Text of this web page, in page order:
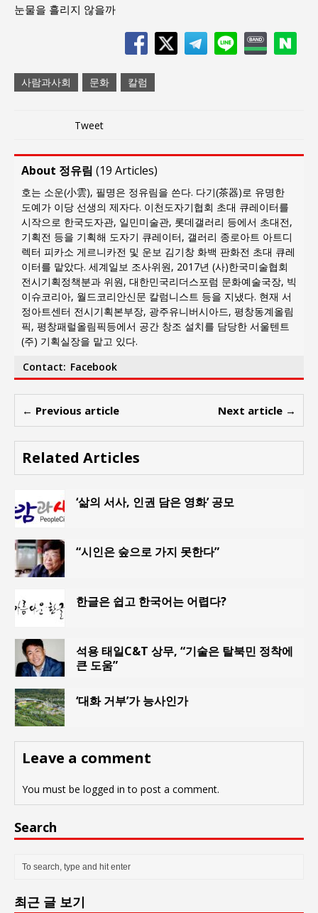
눈물을 흘리지 않을까
사람과사회 문화 칼럼
Tweet
About 정유림 (19 Articles)
호는 소운(小雲), 필명은 정유림을 쓴다. 다기(茶器)로 유명한
도예가 이당 선생의 제자다. 이천도자기협회 초대 큐레이터를
시작으로 한국도자관, 일민미술관, 롯데갤러리 등에서 초대전,
기획전 등을 기획해 도자기 큐레이터, 갤러리 종로아트 아트디
렉터 피카소 게르니카전 및 운보 김기창 화백 판화전 초대 큐레
이터를 맡았다. 세계일보 조사위원, 2017년 (사)한국미술협회
전시기획정책분과 위원, 대한민국리더스포럼 문화예술국장, 빅
이슈코리아, 월드코리안신문 칼럼니스트 등을 지냈다. 현재 서
정아트센터 전시기획본부장, 광주유니버시아드, 평창동계올림
픽, 평창패럴올림픽등에서 공간 창조 설치를 담당한 서울텐트
(주) 기획실장을 맡고 있다.
Contact: Facebook
← Previous article Next article →
Related Articles
‘삶의 서사, 인권 담은 영화’ 공모
“시인은 숲으로 가지 못한다”
한글은 쉽고 한국어는 어렵다?
석용 태일C&T 상무, “기술은 탈북민 정착에
큰 도움”
‘대화 거부’가 능사인가
Leave a comment
You must be logged in to post a comment.
Search
최근 글 보기